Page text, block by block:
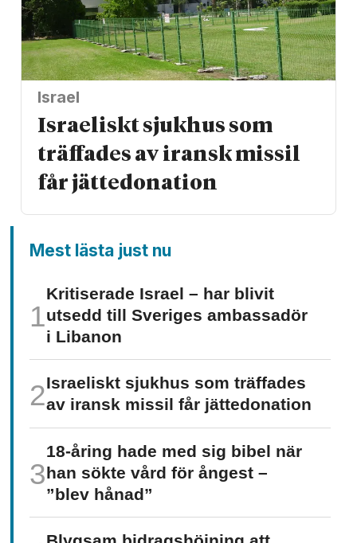
Israel
Israeliskt sjukhus som
träffades av iransk missil
får jätte­donation
Mest lästa just nu
Kritiserade Israel – har blivit
utsedd till Sveriges ambassadör
i Libanon
Israeliskt sjukhus som träffades
av iransk missil får jätte­donation
18-åring hade med sig bibel när
han sökte vård för ångest –
”blev hånad”